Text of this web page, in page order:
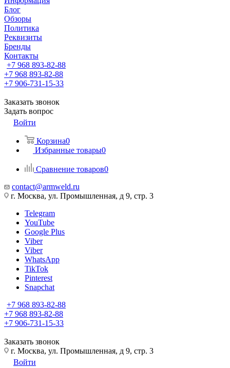
Блог
Обзоры
Политика
Реквизиты
Бренды
Контакты
+7 968 893-82-88
+7 968 893-82-88
+7 906-731-15-33
Заказать звонок
Задать вопрос
Войти
Корзина0
Избранные товары0
Сравнение товаров0
contact@armweld.ru
г. Москва, ул. Промышленная, д 9, стр. 3
Telegram
YouTube
Google Plus
Viber
Viber
WhatsApp
TikTok
Pinterest
Snapchat
+7 968 893-82-88
+7 968 893-82-88
+7 906-731-15-33
Заказать звонок
г. Москва, ул. Промышленная, д 9, стр. 3
Войти